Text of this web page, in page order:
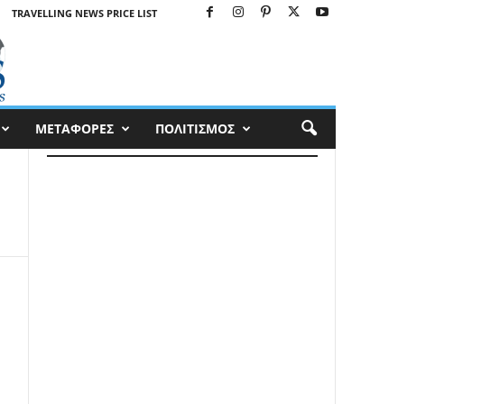
TRAVELLING NEWS PRICE LIST
ΜΕΤΑΦΟΡΕΣ ΠΟΛΙΤΙΣΜΟΣ